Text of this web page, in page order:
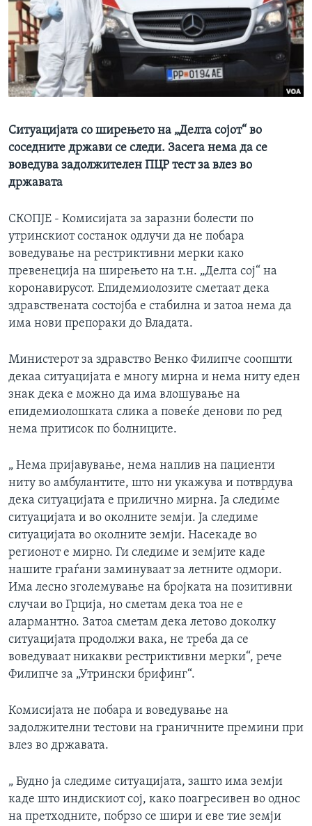
ИНТЕРВЈУА
Јазици
Ситуацијата со ширењето на „Делта сојот“ во
соседните држави се следи. Засега нема да се
воведува задолжителен ПЦР тест за влез во
државата
СКОПЈЕ - Комисијата за заразни болести по
утринскиот состанок одлучи да не побара
воведување на рестриктивни мерки како
превенеција на ширењето на т.н. „Делта сој“ на
коронавирусот. Епидемиолозите сметаат дека
здравствената состојба е стабилна и затоа нема да
има нови препораки до Владата.
Министерот за здравство Венко Филипче соопшти
декаа ситуацијата е многу мирна и нема ниту еден
знак дека е можно да има влошување на
епидемиолошката слика а повеќе денови по ред
нема притисок по болниците.
„ Нема пријавување, нема наплив на пациенти
ниту во амбулантите, што ни укажува и потврдува
дека ситуацијата е прилично мирна. Ја следиме
ситуацијата и во околните земји. Ја следиме
ситуацијата во околните земји. Насекаде во
регионот е мирно. Ги следиме и земјите каде
нашите граѓани заминуваат за летните одмори.
Има лесно зголемување на бројката на позитивни
случаи во Грција, но сметам дека тоа не е
алармантно. Затоа сметам дека летово доколку
ситуацијата продолжи вака, не треба да се
воведуваат никакви рестриктивни мерки“, рече
Филипче за „Утрински брифинг“.
Комисијата не побара и воведување на
задолжителни тестови на граничните премини при
влез во државата.
„ Будно ја следиме ситуацијата, зашто има земји
каде што индискиот сој, како поагресивен во однос
на претходните, побрзо се шири и еве тие земји